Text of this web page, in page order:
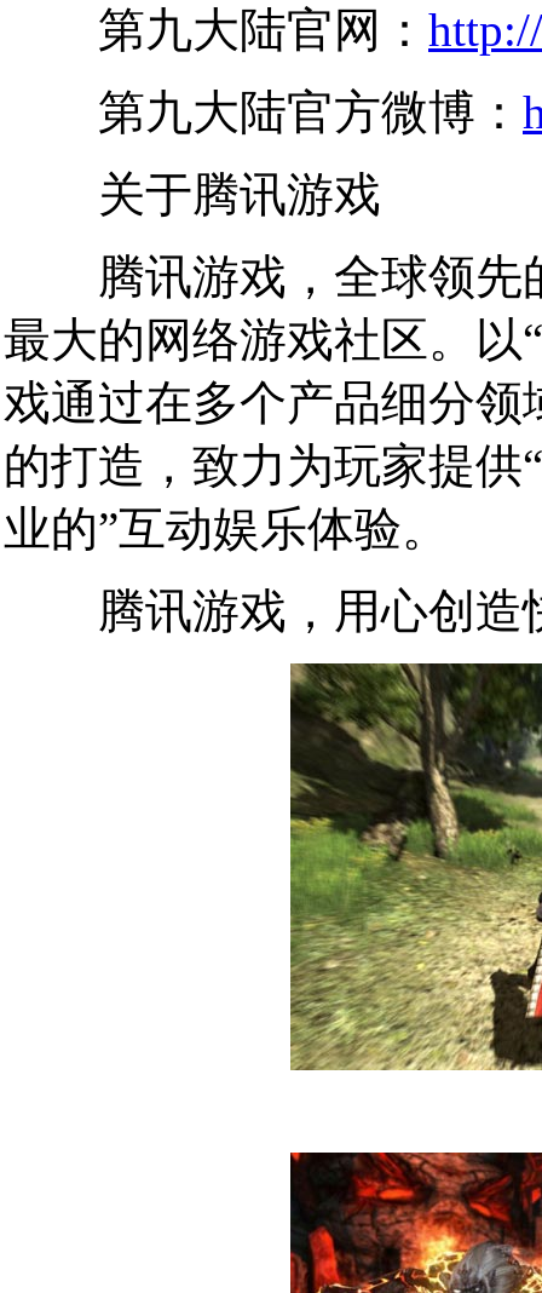
第九大陆官网：
第九大陆官方微博：
关于腾讯游戏
腾讯游戏，全球领先
最大的网络游戏社区。以
戏通过在多个产品细分
的打造，致力为玩家提供
业的”互动娱乐体验。
腾讯游戏，用心创造